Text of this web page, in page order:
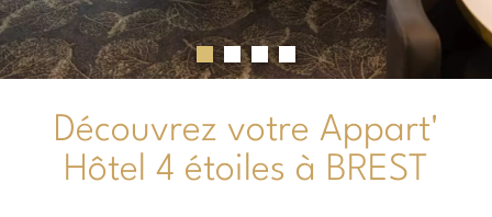
Découvrez votre Appart'
Hôtel 4 étoiles à BREST